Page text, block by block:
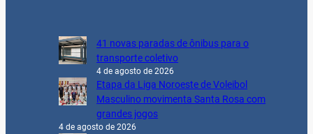
41 novas paradas de ônibus para o
transporte coletivo
4 de agosto de 2026
Etapa da Liga Noroeste de Voleibol
Masculino movimenta Santa Rosa com
grandes jogos
4 de agosto de 2026